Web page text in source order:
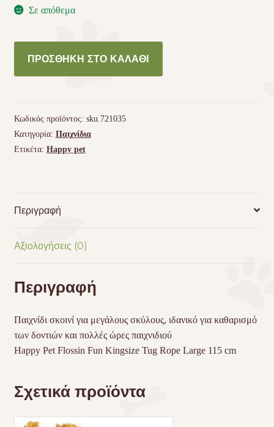
Σε απόθεμα
Happy
Pet
Kingsize
Tug
Rope
ποσότητα
ΠΡΟΣΘΉΚΗ ΣΤΟ ΚΑΛΆΘΙ
Κωδικός προϊόντος: sku.721035
Κατηγορία: Παιχνίδια
Ετικέτα: Happy pet
Περιγραφή
Αξιολογήσεις (0)
Περιγραφή
Παιχνίδι σκοινί για μεγάλους σκύλους, ιδανικό για καθαρισμό
των δοντιών και πολλές ώρες παιχνιδιού
Happy Pet Flossin Fun Kingsize Tug Rope Large 115 cm
Σχετικά προϊόντα